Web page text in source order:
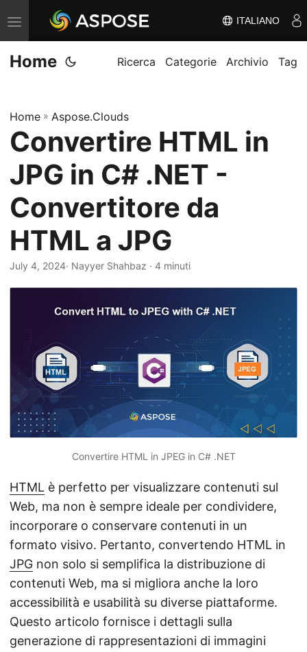
V
ä
x
n
a
i
g
e
r
i
n
g
ITALIANO
Home Ricerca Categorie Archivio Tag
Home » Aspose.Clouds
Convertire HTML in
JPG in C# .NET -
Convertitore da
HTML a JPG
July 4, 2024· Nayyer Shahbaz · 4 minuti
Convertire HTML in JPEG in C# .NET
HTML è perfetto per visualizzare contenuti sul
Web, ma non è sempre ideale per condividere,
incorporare o conservare contenuti in un
formato visivo. Pertanto, convertendo HTML in
JPG non solo si semplifica la distribuzione di
contenuti Web, ma si migliora anche la loro
accessibilità e usabilità su diverse piattaforme.
Questo articolo fornisce i dettagli sulla
generazione di rappresentazioni di immagini